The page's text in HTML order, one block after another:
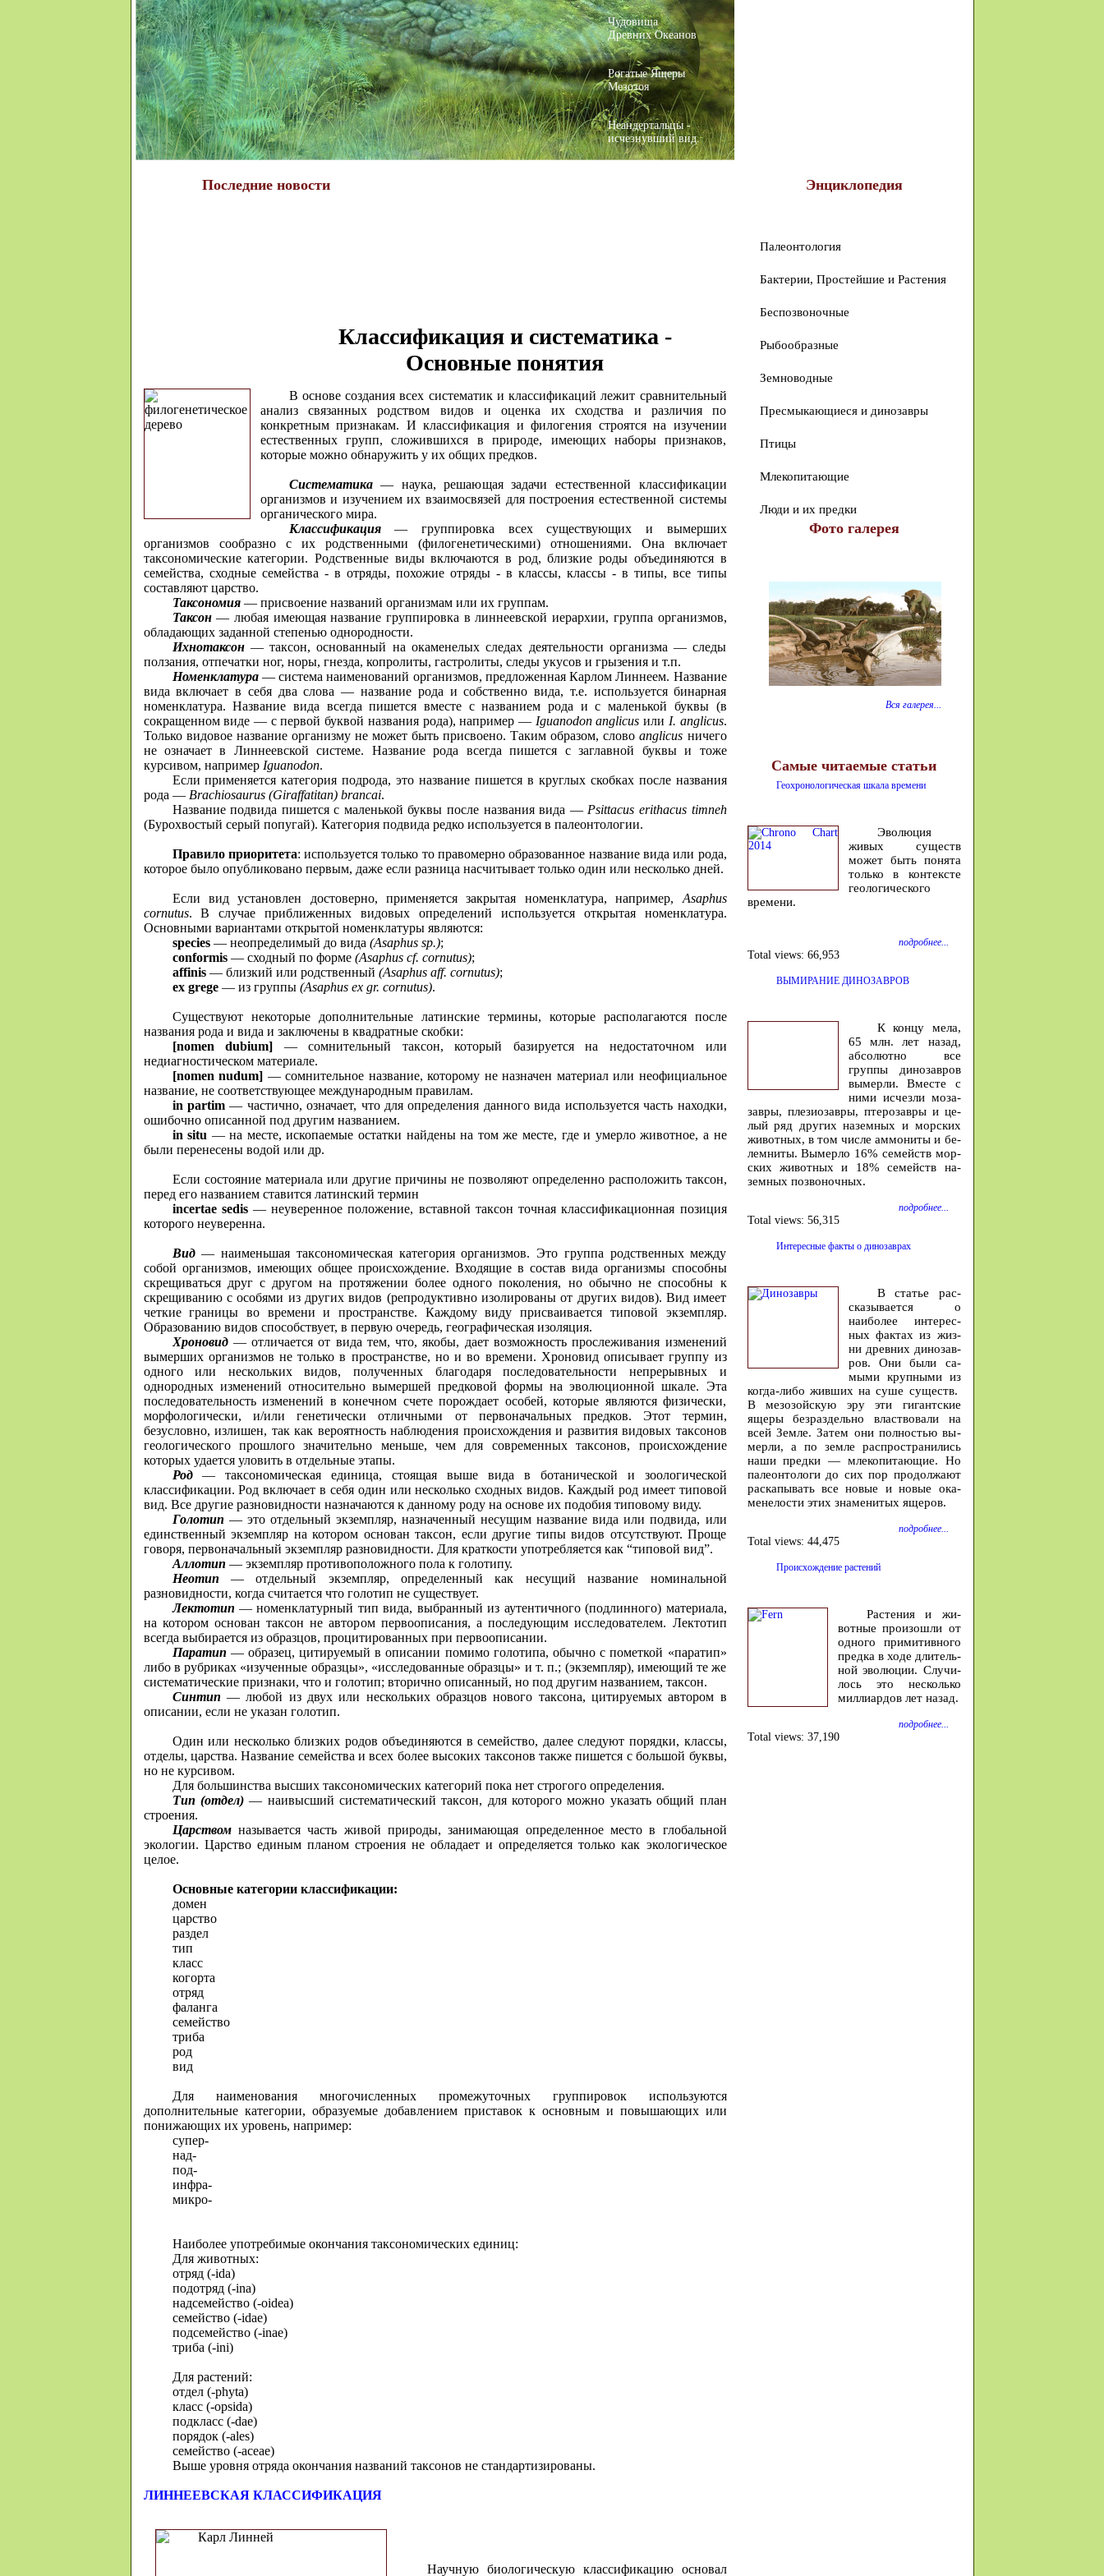
Чудовища
Древних Океанов
Рогатые Ящеры
Мезозоя
Неандертальцы -
исчезнувший вид.
Энциклопедия
Палеонтология
Бактерии, Простейшие и Растения
Беспозвоночные
Рыбообразные
Земноводные
Пресмыкающиеся и динозавры
Птицы
Млекопитающие
Люди и их предки
Фото галерея
Вся галерея...
Самые читаемые статьи
Геохронологическая шкала времени
Эволюция
живых существ
может быть понята
только в контексте
геологического
времени.
подробнее...
Total views: 66,953
ВЫМИРАНИЕ ДИНОЗАВРОВ
К концу мела,
65 млн. лет на­зад,
аб­со­лютно все
группы ди­но­завров
вы­мерли. Вместе с
ними ис­чезли мо­за­
завры, пле­зио­завры, птеро­завры и це­
лый ряд других на­земных и мор­ских
жи­вотных, в том числе ам­мо­ниты и бе­
лем­ниты. Вы­мерло 16% се­мейств мор­
ских жи­вотных и 18% се­мейств на­
земных по­зво­ночных.
подробнее...
Total views: 56,315
Интересные факты о динозаврах
В ста­тье рас­
ска­зы­ва­ется о
наибо­лее инте­рес­
ных фак­тах из жиз­
ни древ­них ди­но­зав­
ров. Они бы­ли са­
мы­ми круп­ны­ми из
ко­гда-либо жив­ших на су­ше су­ществ.
В ме­зо­зой­скую эру эти ги­гант­ские
яще­ры без­раз­дель­но власт­во­ва­ли на
всей Зем­ле. За­тем они пол­но­стью вы­
мер­ли, а по зем­ле рас­про­стра­ни­лись
на­ши пред­ки — мле­ко­пи­та­ю­щие. Но
па­ле­он­то­ло­ги до сих пор про­дол­жа­ют
рас­ка­пы­вать все но­вые и но­вые ока­
мене­ло­сти этих зна­ме­ни­тых яще­ров.
подробнее...
Total views: 44,475
Происхождение растений
Расте­ния и жи­
вотные про­изошли от
од­ного при­ми­тив­ного
предка в ходе дли­тель­
ной эволю­ции. Случи­
лось это не­сколько
милли­ар­дов лет на­зад.
подробнее...
Total views: 37,190
Последние новости
Классификация и систематика -
Основные понятия
В основе создания всех систематик и классификаций лежит сравнительный
анализ связанных родством видов и оценка их сходства и различия по
конкретным признакам. И классификация и филогения строятся на изучении
естественных групп, сложившихся в природе, имеющих наборы признаков,
которые можно обнаружить у их общих предков.
Систематика— наука, решающая задачи естественной классификации
организмов и изучением их взаимосвязей для построения естественной системы
органического мира.
Классификация— группировка всех существующих и вымерших
организмов сообразно с их родственными (филогенетическими) отношениями. Она включает
таксономические категории. Родственные виды включаются в род, близкие роды объединяются в
семейства, сходные семейства - в отряды, похожие отряды - в классы, классы - в типы, все типы
составляют царство.
Таксономия— присвоение названий организмам или их группам.
Таксон— любая имеющая название группировка в линнеевской иерархии, группа организмов,
обладающих заданной степенью однородности.
Ихнотаксон— таксон, основанный на окаменелых следах деятельности организма — следы
ползания, отпечатки ног, норы, гнезда, копролиты, гастролиты, следы укусов и грызения и т.п.
Номенклатура— система наименований организмов, предложенная Карлом Линнеем. Название
вида включает в себя два слова — название рода и собственно вида, т.е. используется бинарная
номенклатура. Название вида всегда пишется вместе с названием рода и с маленькой буквы (в
сокращенном виде — с первой буквой названия рода), например — Iguanodon anglicus или I. anglicus.
Только видовое название организму не может быть присвоено. Таким образом, словоanglicus ничего
не означает в Линнеевской системе. Название рода всегда пишется с заглавной буквы и тоже
курсивом, например Iguanodon.
Если применяется категория подрода, это название пишется в круглых скобках после названия
рода — Brachiosaurus (Giraffatitan) brancai.
Название подвида пишется с маленькой буквы после названия вида — Psittacus erithacus timneh
(Бурохвостый серый попугай). Категория подвида редко используется в палеонтологии.
Правило приоритета: используется только то правомерно образованное название вида или рода,
которое было опубликовано первым, даже если разница насчитывает только один или несколько дней.
Если вид установлен достоверно, применяется закрытая номенклатура, например, Asaphus
cornutus. В случае приближенных видовых определений используется открытая номенклатура.
Основными вариантами открытой номенклатуры являются:
species— неопределимый до вида (Asaphus sp.);
conformis— сходный по форме (Asaphus cf. cornutus);
affinis— близкий или родственный (Asaphus aff. cornutus);
ex grege— из группы (Asaphus ex gr. cornutus).
Существуют некоторые дополнительные латинские термины, которые располагаются после
названия рода и вида и заключены в квадратные скобки:
[nomen dubium] — сомнительный таксон, который базируется на недостаточном или
недиагностическом материале.
[nomen nudum] — сомнительное название, которому не назначен материал или неофициальное
название, не соответствующее международным правилам.
in partim— частично, означает, что для определения данного вида используется часть находки,
ошибочно описанной под другим названием.
in situ — на месте, ископаемые остатки найдены на том же месте, где и умерло животное, а не
были перенесены водой или др.
Если состояние материала или другие причины не позволяют определенно расположить таксон,
перед его названием ставится латинский термин
incertae sedis— неуверенное положение, вставной таксон точная классификационная позиция
которого неуверенна.
Вид— наименьшая таксономическая категория организмов. Это группа родственных между
собой организмов, имеющих общее происхождение. Входящие в состав вида организмы способны
скрещиваться друг с другом на протяжении более одного поколения, но обычно не способны к
скрещиванию с особями из других видов (репродуктивно изолированы от других видов). Вид имеет
четкие границы во времени и пространстве. Каждому виду присваивается типовой экземпляр.
Образованию видов способствует, в первую очередь, географическая изоляция.
Хроновид— отличается от вида тем, что, якобы, дает возможность прослеживания изменений
вымерших организмов не только в пространстве, но и во времени. Хроновид описывает группу из
одного или нескольких видов, полученных благодаря последовательности непрерывных и
однородных изменений относительно вымершей предковой формы на эволюционной шкале. Эта
последовательность изменений в конечном счете порождает особей, которые являются физически,
морфологически, и/или генетически отличными от первоначальных предков. Этот термин,
безусловно, излишен, так как вероятность наблюдения происхождения и развития видовых таксонов
геологического прошлого значительно меньше, чем для современных таксонов, происхождение
которых удается уловить в отдельные этапы.
Род— таксономическая единица, стоящая выше вида в ботанической и зоологической
классификации. Род включает в себя один или несколько сходных видов. Каждый род имеет типовой
вид. Все другие разновидности назначаются к данному роду на основе их подобия типовому виду.
Голотип — это отдельный экземпляр, назначенный несущим название вида или подвида, или
единственный экземпляр на котором основан таксон, если другие типы видов отсутствуют. Проще
говоря, первоначальный экземпляр разновидности. Для краткости употребляется как “типовой вид”.
Аллотип — экземпляр противоположного пола к голотипу.
Неотип — отдельный экземпляр, определенный как несущий название номинальной
разновидности, когда считается что голотип не существует.
Лектотип — номенклатурный тип вида, выбранный из аутентичного (подлинного) материала,
на котором основан таксон не автором первоописания, а последующим исследователем. Лектотип
всегда выбирается из образцов, процитированных при первоописании.
Паратип — образец, цитируемый в описании помимо голотипа, обычно с пометкой «паратип»
либо в рубриках «изученные образцы», «исследованные образцы» и т. п.; (экземпляр), имеющий те же
систематические признаки, что и голотип; вторично описанный, но под другим названием, таксон.
Синтип — любой из двух или нескольких образцов нового таксона, цитируемых автором в
описании, если не указан голотип.
Один или несколько близких родов объединяются в семейство, далее следуют порядки, классы,
отделы, царства. Название семейства и всех более высоких таксонов также пишется с большой буквы,
но не курсивом.
Для большинства высших таксономических категорий пока нет строгого определения.
Тип (отдел)— наивысший систематический таксон, для которого можно указать общий план
строения.
Царствомназывается часть живой природы, занимающая определенное место в глобальной
экологии. Царство единым планом строения не обладает и определяется только как экологическое
целое.
Основные категории классификации:
домен
царство
раздел
тип
класс
когорта
отряд
фаланга
семейство
триба
род
вид
Для наименования многочисленных промежуточных группировок используются
дополнительные категории, образуемые добавлением приставок к основным и повышающих или
понижающих их уровень, например:
супер-
над-
под-
инфра-
микро-
Наиболее употребимые окончания таксономических единиц:
Для животных:
отряд (-ida)
подотряд (-ina)
надсемейство (-oidea)
семейство (-idae)
подсемейство (-inae)
триба (-ini)
Для растений:
отдел (-phyta)
класс (-opsida)
подкласс (-dae)
порядок (-ales)
семейство (-aceae)
Выше уровня отряда окончания названий таксонов не стандартизированы.
ЛИННЕЕВСКАЯ КЛАССИФИКАЦИЯ
Научную биологическую классификацию основал